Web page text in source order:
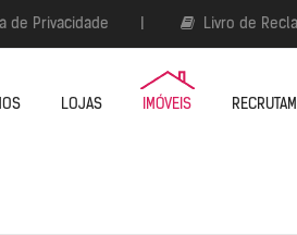
de Privacidade Livro de
LOJAS IMÓVEIS